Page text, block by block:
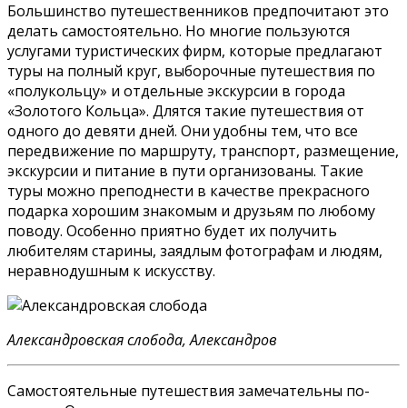
Большинство путешественников предпочитают это
делать самостоятельно. Но многие пользуются
услугами туристических фирм, которые предлагают
туры на полный круг, выборочные путешествия по
«полукольцу» и отдельные экскурсии в города
«Золотого Кольца». Длятся такие путешествия от
одного до девяти дней. Они удобны тем, что все
передвижение по маршруту, транспорт, размещение,
экскурсии и питание в пути организованы. Такие
туры можно преподнести в качестве прекрасного
подарка хорошим знакомым и друзьям по любому
поводу. Особенно приятно будет их получить
любителям старины, заядлым фотографам и людям,
неравнодушным к искусству.
Александровская слобода, Александров
Самостоятельные путешествия замечательны по-